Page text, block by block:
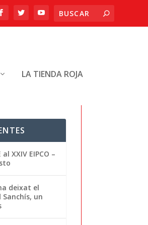
LA TIENDA ROJA
XXIV EIPCO –
deixat el
un